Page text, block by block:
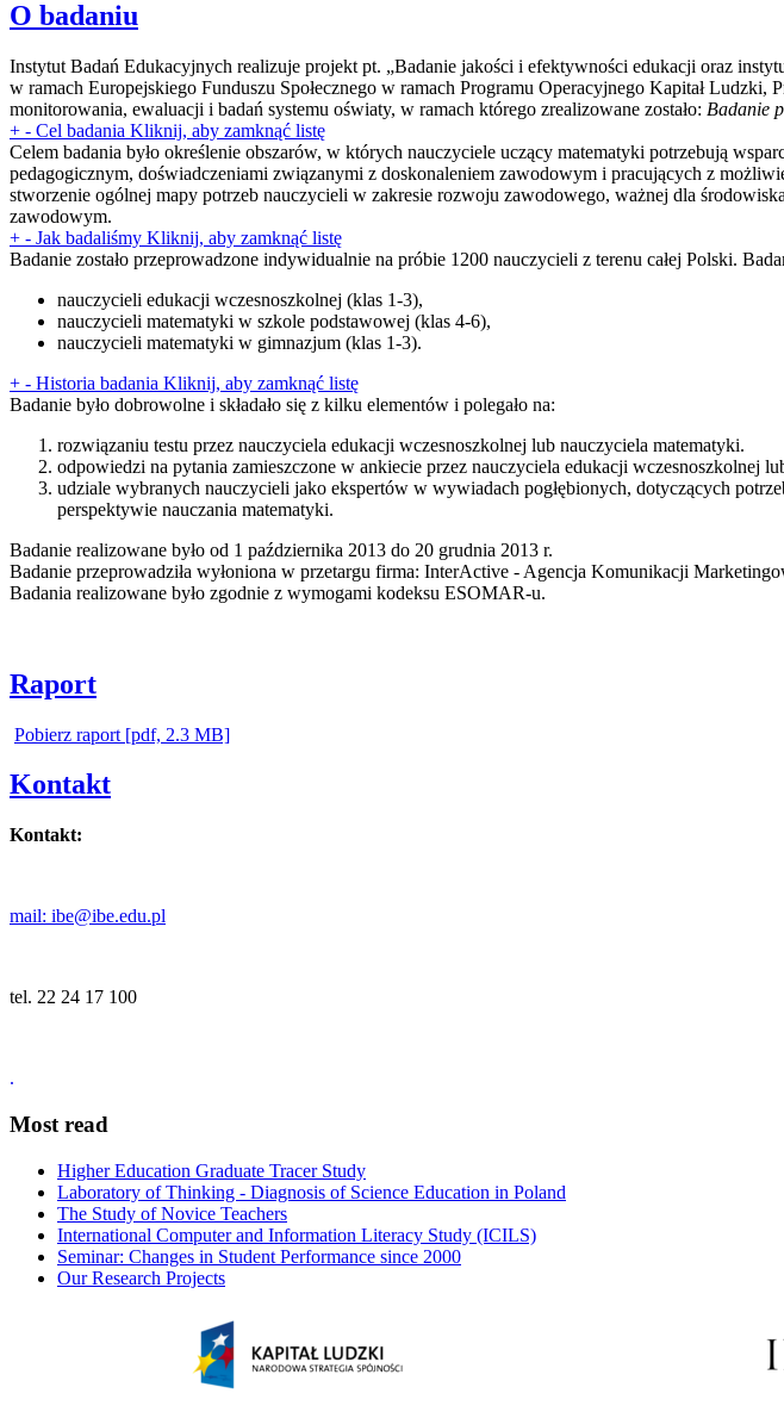
O badaniu
Instytut Badań Edukacyjnych realizuje projekt pt. „Badanie jakości i efektywności edukacji oraz
w ramach Europejskiego Funduszu Społecznego w ramach Programu Operacyjnego Kapitał
monitorowania, ewaluacji i badań systemu oświaty, w ramach którego zrealizowane zostało: Badanie
+ - Cel badania Kliknij, aby zamknąć listę
Celem badania było określenie obszarów, w których nauczyciele uczący matematyki potrzebują
pedagogicznym, doświadczeniami związanymi z doskonaleniem zawodowym i pracujących z
stworzenie ogólnej mapy potrzeb nauczycieli w zakresie rozwoju zawodowego, ważnej dla
zawodowym.
+ - Jak badaliśmy Kliknij, aby zamknąć listę
Badanie zostało przeprowadzone indywidualnie na próbie 1200 nauczycieli z terenu całej Polski.
nauczycieli edukacji wczesnoszkolnej (klas 1-3),
nauczycieli matematyki w szkole podstawowej (klas 4-6),
nauczycieli matematyki w gimnazjum (klas 1-3).
+ - Historia badania Kliknij, aby zamknąć listę
Badanie było dobrowolne i składało się z kilku elementów i polegało na:
rozwiązaniu testu przez nauczyciela edukacji wczesnoszkolnej lub nauczyciela matematyki.
odpowiedzi na pytania zamieszczone w ankiecie przez nauczyciela edukacji wczesnoszkolnej
udziale wybranych nauczycieli jako ekspertów w wywiadach pogłębionych, dotyczących
perspektywie nauczania matematyki.
Badanie realizowane było od 1 października 2013 do 20 grudnia 2013 r.
Badanie przeprowadziła wyłoniona w przetargu firma: InterActive - Agencja Komunikacji
Badania realizowane było zgodnie z wymogami kodeksu ESOMAR-u.
Raport
Pobierz raport [pdf, 2.3 MB]
Kontakt
Kontakt:
mail: ibe@ibe.edu.pl
tel. 22 24 17 100
.
Most read
Higher Education Graduate Tracer Study
Laboratory of Thinking - Diagnosis of Science Education in Poland
The Study of Novice Teachers
International Computer and Information Literacy Study (ICILS)
Seminar: Changes in Student Performance since 2000
Our Research Projects